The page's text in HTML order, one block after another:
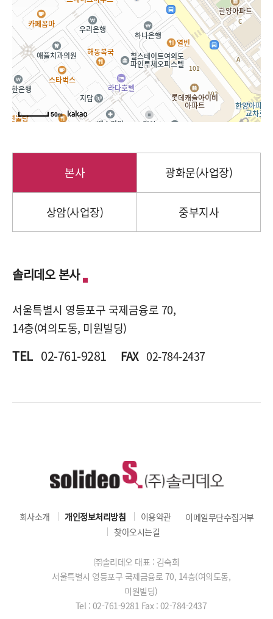
50m
본사 광화문(사업장)
상암(사업장) 중부지사
솔리데오 본사
서울특별시 영등포구 국제금융로 70,
14층(여의도동, 미원빌딩)
TEL 02-761-9281 FAX 02-784-2437
회사소개 개인정보처리방침 이용약관
이메일무단수집거부
찾아오시는길
㈜솔리데오 대표 : 김숙희
서울특별시 영등포구 국제금융로 70, 14층(여의도동,
미원빌딩)
Tel : 02-761-9281 Fax : 02-784-2437